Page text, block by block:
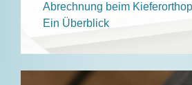
Abrechnung beim
Ein Überblick